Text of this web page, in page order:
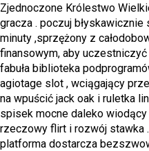
Zjednoczone Królestwo
gracza . poczuj
minuty ,sprzężony z
finansowym, ​​aby
fabuła biblioteka
agiotage slot , wciągający
na wpuścić jack oak i ruletka
spisek mocne daleko
rzeczowy flirt i rozwój stawka
platforma dostarcza